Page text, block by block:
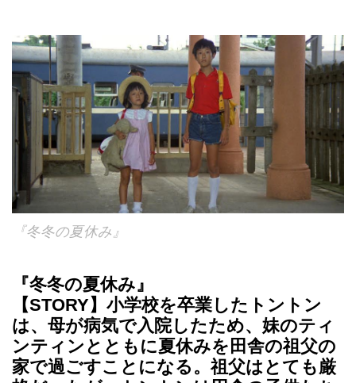
『冬冬の夏休み』
『冬冬の夏休み』
【STORY】小学校を卒業したトントン
は、母が病気で入院したため、妹のティ
ンティンとともに夏休みを田舎の祖父の
家で過ごすことになる。祖父はとても厳